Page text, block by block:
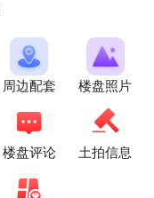
周边配套 楼盘照片
楼盘评论 土拍信息